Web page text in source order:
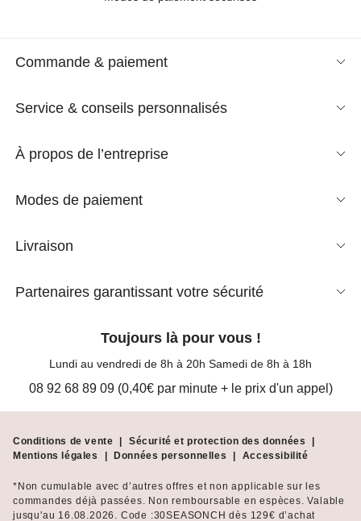
Commande & paiement
Service & conseils personnalisés
À propos de l’entreprise
Modes de paiement
Livraison
Partenaires garantissant votre sécurité
Toujours là pour vous !
Lundi au vendredi de 8h à 20h Samedi de 8h à 18h
08 92 68 89 09 (0,40€ par minute + le prix d'un appel)
Conditions de vente | Sécurité et protection des données
|
Mentions légales
| Données personnelles | Accessibilité
*Non cumulable avec d’autres offres et non applicable sur les
commandes déjà passées. Non remboursable en espèces. Valable
jusqu'au 16.08.2026. Code :30SEASONCH dès 129€ d’achat